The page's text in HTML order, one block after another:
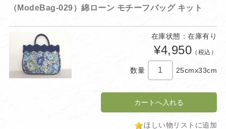
（ModeBag-029）綿ローン モチーフバッグ キット
在庫状態：在庫有り
¥4,950 （税込）
数量 25cmx33cm
ほしい物リストに追加